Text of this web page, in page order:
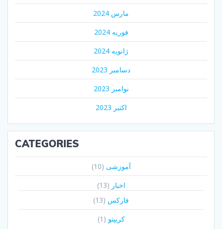
مارس 2024
فوریه 2024
ژانویه 2024
دسامبر 2023
نوامبر 2023
اکتبر 2023
CATEGORIES
آموزشی (10)
اخبار (13)
فارکس (13)
کریپتو (1)